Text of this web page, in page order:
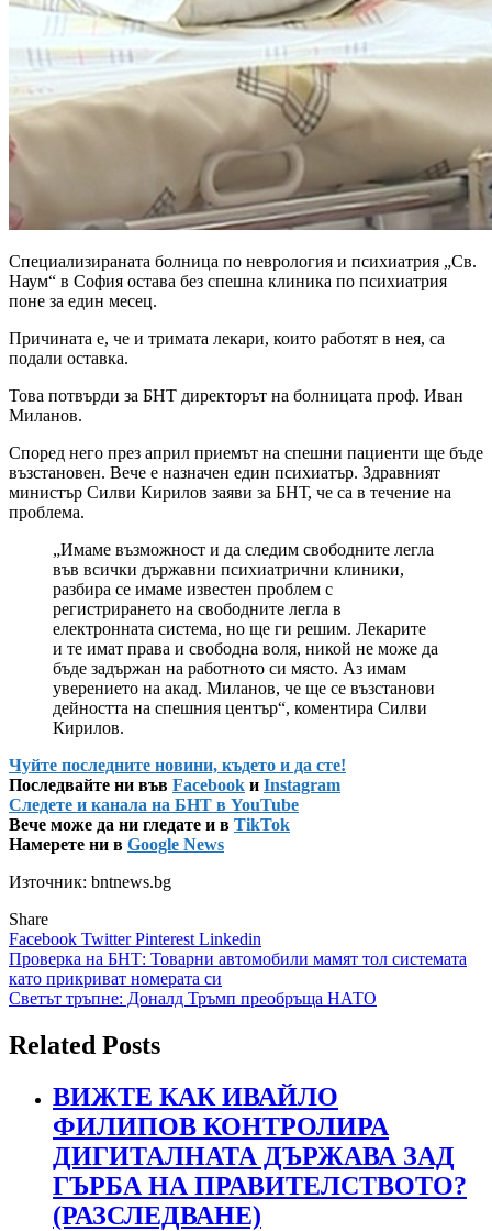
Специализираната болница по неврология и психиатрия „Св.
Наум“ в София остава без спешна клиника по психиатрия
поне за един месец.
Причината е, че и тримата лекари, които работят в нея, са
подали оставка.
Това потвърди за БНТ директорът на болницата проф. Иван
Миланов.
Според него през април приемът на спешни пациенти ще бъде
възстановен. Вече е назначен един психиатър. Здравният
министър Силви Кирилов заяви за БНТ, че са в течение на
проблема.
„Имаме възможност и да следим свободните легла
във всички държавни психиатрични клиники,
разбира се имаме известен проблем с
регистрирането на свободните легла в
електронната система, но ще ги решим. Лекарите
и те имат права и свободна воля, никой не може да
бъде задържан на работното си място. Аз имам
уверението на акад. Миланов, че ще се възстанови
дейността на спешния център“, коментира Силви
Кирилов.
Чуйте последните новини, където и да сте!
Последвайте ни във Facebook и Instagram
Следете и канала на БНТ в YouTube
Вече може да ни гледате и в TikTok
Намерете ни в Google News
Източник: bntnews.bg
Share
Facebook TwitterPinterest Linkedin
Навигация
Проверка на БНТ: Товарни автомобили мамят тол системата
като прикриват номерата си
Светът тръпне: Доналд Тръмп преобръща НАТО
Related Posts
ВИЖТЕ КАК ИВАЙЛО
ФИЛИПОВ КОНТРОЛИРА
ДИГИТАЛНАТА ДЪРЖАВА ЗАД
ГЪРБА НА ПРАВИТЕЛСТВОТО?
(РАЗСЛЕДВАНЕ)